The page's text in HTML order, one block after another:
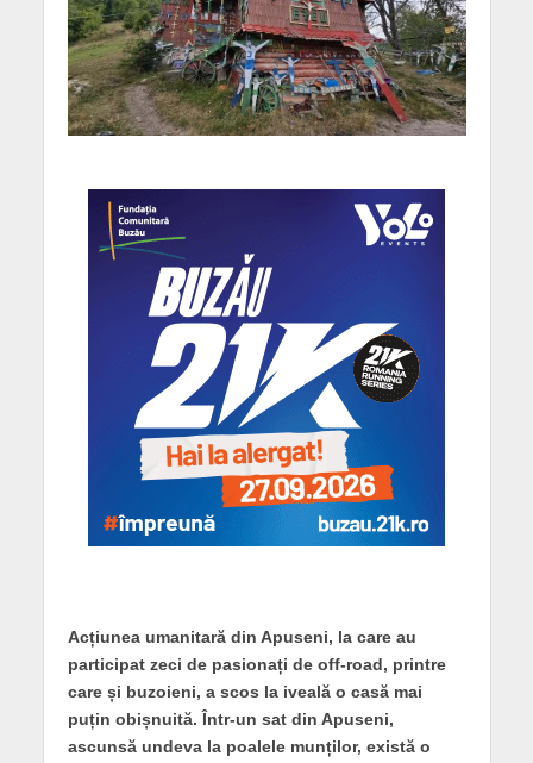
Acțiunea umanitară din Apuseni, la care au
participat zeci de pasionați de off-road, printre
care și buzoieni, a scos la iveală o casă mai
puțin obișnuită. Într-un sat din Apuseni,
ascunsă undeva la poalele munților, există o